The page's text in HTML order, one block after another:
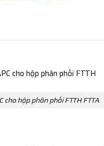
cho hộp phân phối FTTH FTTA